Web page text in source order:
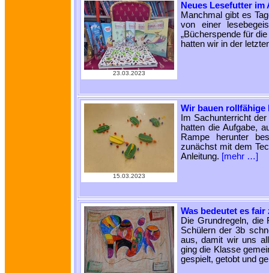
23.03.2023
Neues Lesefutter im
Manchmal gibt es
von einer
„Bücherspende für
hatten wir in der
15.03.2023
Wir bauen rollfähige
Im Sachunterricht
hatten die Aufgabe,
Rampe herunter
zunächst mit dem
Anleitung. [mehr …]
Was bedeutet es fair
Die Grundregeln, die
Schülern der 3b
aus, damit wir uns
ging die Klasse
gespielt, getobt und